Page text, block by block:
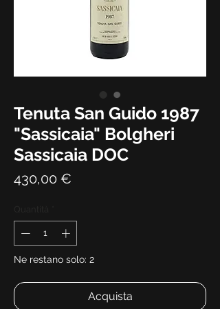
Tenuta San Guido 1987
"Sassicaia" Bolgheri
Sassicaia DOC
430,00 €
Ne restano solo: 2
Acquista